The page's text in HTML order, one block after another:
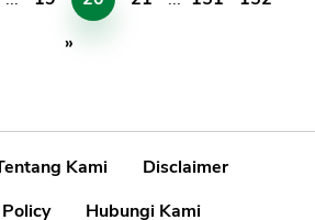
»
Kami
Disclaimer
Hubungi Kami